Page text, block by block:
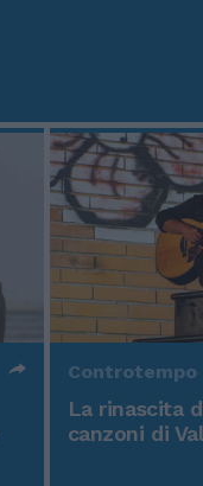
Controtempo
La rinascita
canzoni di